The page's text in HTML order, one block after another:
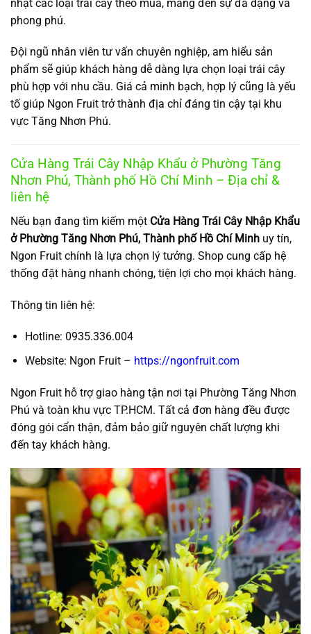
nhật các loại trái cây theo mùa, mang đến sự đa dạng và
phong phú.
Đội ngũ nhân viên tư vấn chuyên nghiệp, am hiểu sản
phẩm sẽ giúp khách hàng dễ dàng lựa chọn loại trái cây
phù hợp với nhu cầu. Giá cả minh bạch, hợp lý cũng là yếu
tố giúp Ngon Fruit trở thành địa chỉ đáng tin cậy tại khu
vực Tăng Nhơn Phú.
Cửa Hàng Trái Cây Nhập Khẩu ở Phường Tăng
Nhơn Phú, Thành phố Hồ Chí Minh – Địa chỉ &
liên hệ
Nếu bạn đang tìm kiếm một Cửa Hàng Trái Cây Nhập Khẩu
ở Phường Tăng Nhơn Phú, Thành phố Hồ Chí Minh uy tín,
Ngon Fruit chính là lựa chọn lý tưởng. Shop cung cấp hệ
thống đặt hàng nhanh chóng, tiện lợi cho mọi khách hàng.
Thông tin liên hệ:
Hotline: 0935.336.004
Website: Ngon Fruit – https://ngonfruit.com
Ngon Fruit hỗ trợ giao hàng tận nơi tại Phường Tăng Nhơn
Phú và toàn khu vực TP.HCM. Tất cả đơn hàng đều được
đóng gói cẩn thận, đảm bảo giữ nguyên chất lượng khi
đến tay khách hàng.